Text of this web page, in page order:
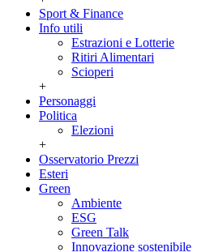
Sport & Finance
Info utili
Estrazioni e Lotterie
Ritiri Alimentari
Scioperi
+
Personaggi
Politica
Elezioni
+
Osservatorio Prezzi
Esteri
Green
Ambiente
ESG
Green Talk
Innovazione sostenibile